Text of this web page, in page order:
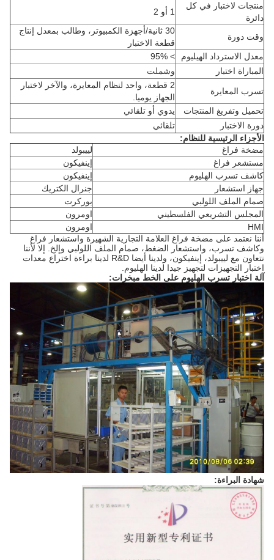
منتجات لاختبار في كل
دائرة
وقت دورة
30 ثانية/أجهزة الكمبيوتر، وطالب بمعدل إنتاج
قطعة الاختبار
معدل الاسترداد الهيليوم
> 95%
المباراة اختبار
وشملت
تسرب المعايرة
2 قطعة، واحد لنظام المعايرة، والآخر لاختبار
الجهاز يوميا.
تحميل وتفريغ المنتجات
يدوي أو تلقائي
دورة الاختبار
تلقائي
الأجزاء الرئيسية للنظام:
مضخة فراغ
لييبولد
مستشعر فراغ
إينفيكون
كاشف تسرب الهليوم
إينفيكون
جهاز استشعار
جنرال الكتريك
صمام الملف اللولبي
بوركرت
المجلس التشريعي الفلسطيني
اومرون
HMI
اومرون
أننا نعتمد على مضخة فراغ العلامة التجارية الشهيرة واستشعار فراغ
وكاشف تسرب، واستشعار الضغط، صمام الملف اللولبي وإلخ. إلا لأننا
نتعاون مع لييبولد، إينفيكون، ولدينا أيضا R&D لدينا براءة اختراع معدات
اختبار التجهيزات لتجهيز جيدا لدينا الهليوم.
آلة اختبار تسرب الهليوم على الخط مبخرات:
شهادة البراءة: